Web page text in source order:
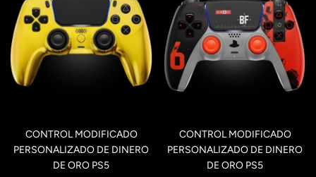
CONTROL MODIFICADO
PERSONALIZADO DE DINERO
DE ORO PS5
CONTROL MODIFICADO
PERSONALIZADO DE DINERO
DE ORO PS5